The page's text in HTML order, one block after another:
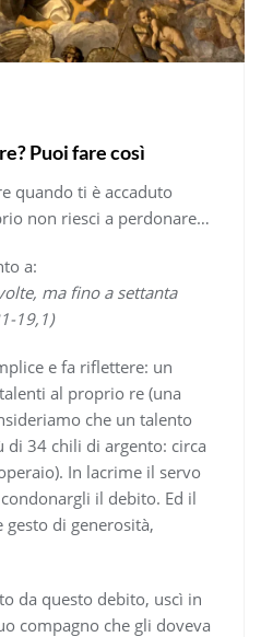
Puoi fare così
quando ti è accaduto
non riesci a perdonare…
a:
ma fino a settanta
19,1)
e fa riflettere: un
al proprio re (una
che un talento
di 34 chili di argento: circa
In lacrime il servo
il debito. Ed il
di generosità,
da questo debito, uscì in
compagno che gli doveva